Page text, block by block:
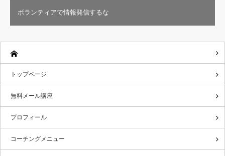
ボランティアで情報発信するな
トップページ
無料メール講座
プロフィール
コーチングメニュー